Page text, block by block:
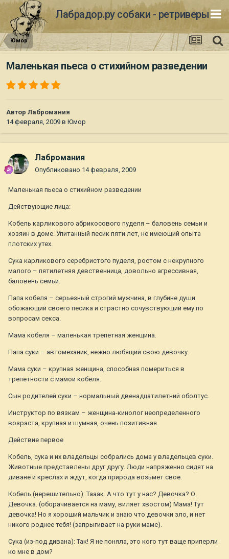
Лабрадор.ру собаки - ретриверы
Юмор
Маленькая пьеса о стихийном разведении
Автор Лабромания
14 февраля, 2009 в Юмор
Лабромания
Опубликовано 14 февраля, 2009
Маленькая пьеса о стихийном разведении
Действующие лица:
Кобель карликового абрикосового пуделя – баловень семьи и
хозяин в доме. Упитанный песик пяти лет, не имеющий опыта
плотских утех.
Сука карликового серебристого пуделя, ростом с некрупного
малого – пятилетняя девственница, довольно агрессивная,
баловень семьи.
Папа кобеля – серьезный строгий мужчина, в глубине души
обожающий своего песика и страстно сочувствующий ему по
вопросам секса.
Мама кобеля – маленькая трепетная женщина.
Папа суки – автомеханик, нежно любящий свою девочку.
Мама суки – крупная женщина, способная помериться в
трепетности с мамой кобеля.
Сын родителей суки – нормальный двенадцатилетний оболтус.
Инструктор по вязкам – женщина-кинолог неопределенного
возраста, крупная и шумная, очень позитивная.
Действие первое
Кобель, сука и их владельцы собрались дома у владельцев суки.
Животные представлены друг другу. Люди напряженно сидят на
диване и креслах и ждут, когда природа возьмет свое.
Кобель (нерешительно): Тааак. А что тут у нас? Девочка? О.
Девочка. (оборачивается на маму, виляет хвостом) Мама! Тут
девочка! Но я хороший мальчик и знаю что девочки зло, и нет
никого роднее тебя! (запрыгивает на руки маме).
Сука (из-под дивана): Так! Я не поняла, это кого тут ваще приперли
ко мне в дом?